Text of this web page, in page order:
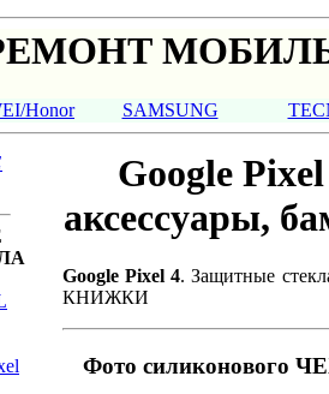
Honor SAMSUNG
Google
аксессуары,
Google Pixel 4. Защитные
КНИЖКИ
Фото силиконового